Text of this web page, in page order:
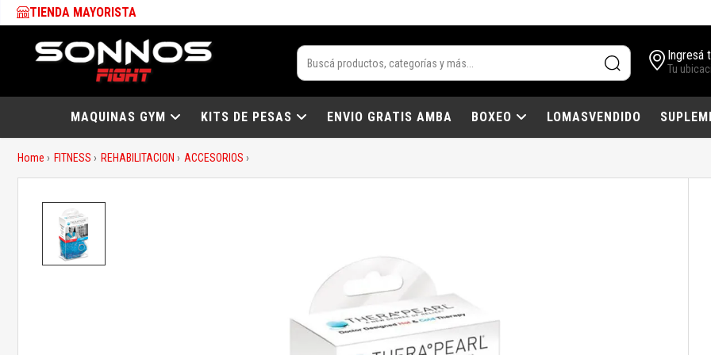
TIENDA MAYORISTA
Ingresá
Tu
MAQUINAS GYM KITS DE PESAS ENVIO GRATIS AMBA BOXEO LOMASVENDIDO
Home FITNESS REHABILITACION ACCESORIOS